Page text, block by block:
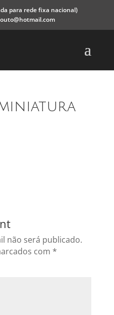
para rede fixa nacional)
não será publicado.
com *